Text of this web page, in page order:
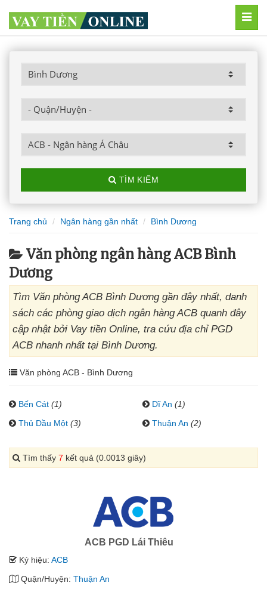
TÌM KIẾM
Trang chủ Ngân hàng gần nhất Bình Dương
Văn phòng ngân hàng ACB Bình
Dương
Tìm Văn phòng ACB Bình Dương gần đây nhất, danh
sách các phòng giao dịch ngân hàng ACB quanh đây
cập nhật bởi Vay tiền Online, tra cứu địa chỉ PGD
ACB nhanh nhất tại Bình Dương.
Văn phòng ACB - Bình Dương
Bến Cát (1) Dĩ An (1)
Thủ Dầu Một (3) Thuận An (2)
Tìm thấy 7 kết quả (0.0013 giây)
ACB PGD Lái Thiêu
Ký hiệu: ACB
Quận/Huyện: Thuận An